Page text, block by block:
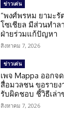
ข่าวเด่น
“พงศ์พรหม ยามะรั
โซเชียล มีส่วนทำ
ฝ่ายร่วมแก้ปัญหา
สิงหาคม 7, 2026
ข่าวเด่น
เพจ Mappa ออกจ
สื่อมวลชน ขอรายง
รับผิดชอบ ชี้วิธีเล่
สิงหาคม 7, 2026